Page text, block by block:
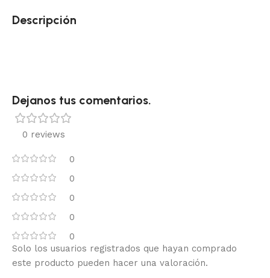
Descripción
Dejanos tus comentarios.
0 reviews
0
0
0
0
0
Solo los usuarios registrados que hayan comprado
este producto pueden hacer una valoración.